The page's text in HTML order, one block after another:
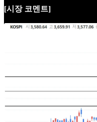
[시장 코멘트]